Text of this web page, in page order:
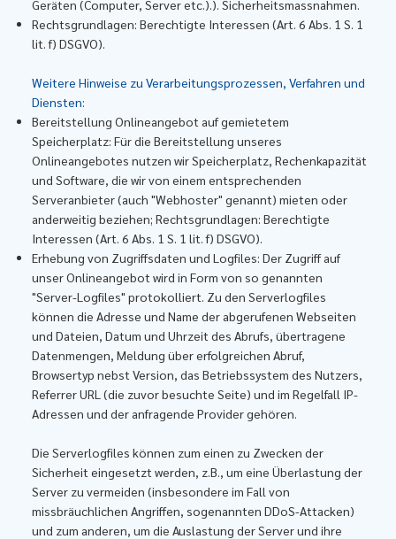
Geräten (Computer, Server etc.).). Sicherheitsmassnahmen.
Rechtsgrundlagen: Berechtigte Interessen (Art. 6 Abs. 1 S. 1
lit. f) DSGVO).
Weitere Hinweise zu Verarbeitungsprozessen, Verfahren und
Diensten:
Bereitstellung Onlineangebot auf gemietetem
Speicherplatz: Für die Bereitstellung unseres
Onlineangebotes nutzen wir Speicherplatz, Rechenkapazität
und Software, die wir von einem entsprechenden
Serveranbieter (auch "Webhoster" genannt) mieten oder
anderweitig beziehen; Rechtsgrundlagen: Berechtigte
Interessen (Art. 6 Abs. 1 S. 1 lit. f) DSGVO).
Erhebung von Zugriffsdaten und Logfiles: Der Zugriff auf
unser Onlineangebot wird in Form von so genannten
"Server-Logfiles" protokolliert. Zu den Serverlogfiles
können die Adresse und Name der abgerufenen Webseiten
und Dateien, Datum und Uhrzeit des Abrufs, übertragene
Datenmengen, Meldung über erfolgreichen Abruf,
Browsertyp nebst Version, das Betriebssystem des Nutzers,
Referrer URL (die zuvor besuchte Seite) und im Regelfall IP-
Adressen und der anfragende Provider gehören.
Die Serverlogfiles können zum einen zu Zwecken der
Sicherheit eingesetzt werden, z.B., um eine Überlastung der
Server zu vermeiden (insbesondere im Fall von
missbräuchlichen Angriffen, sogenannten DDoS-Attacken)
und zum anderen, um die Auslastung der Server und ihre